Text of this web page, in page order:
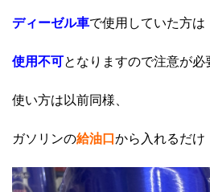
ディーゼル車で使用していた方は
使用不可となりますので注意が
使い方は以前同様、
ガソリンの給油口から入れるだけ